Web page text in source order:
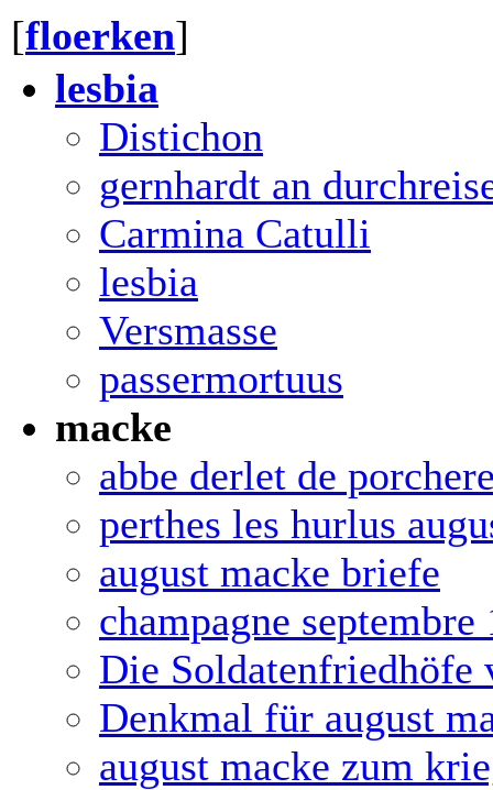
[floerken]
lesbia
Distichon
gernhardt an
Carmina Catulli
lesbia
Versmasse
passermortuus
macke
abbe derlet de
perthes les hurlus
august macke briefe
champagne septembre
Die Soldatenfriedhöfe
Denkmal für august
august macke zum